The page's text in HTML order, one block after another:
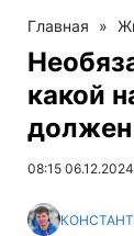
Главная »
какой
должен
08:15